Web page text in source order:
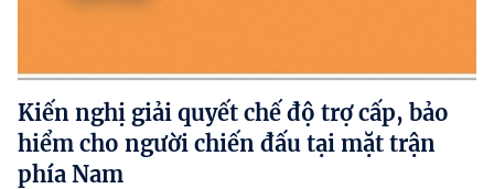
Kiến nghị giải quyết chế độ trợ cấp, bảo
hiểm cho người chiến đấu tại mặt trận
phía Nam